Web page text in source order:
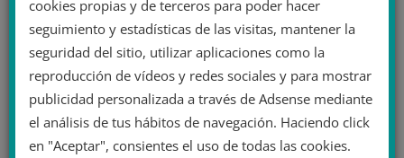
también se unió Vox y donde salió lafamosa foto de
Colón.
Con una búsqueda en Internet se puede ver cómo el
vídeo coincide con el publicado en YouTube en febrero
de 2019.
cookies propias y de terceros para poder hacer
seguimiento y estadísticas de las visitas, mantener la
seguridad del sitio, utilizar aplicaciones como la
reproducción de vídeos y redes sociales y para mostrar
publicidad personalizada a través de Adsense mediante
el análisis de tus hábitos de navegación. Haciendo click
en "Aceptar", consientes el uso de todas las cookies.